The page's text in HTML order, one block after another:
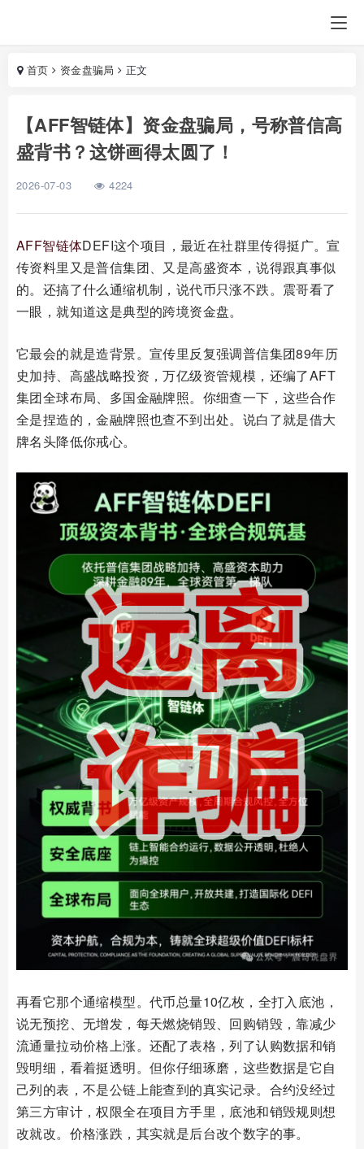
首页 资金盘骗局 正文
【AFF智链体】资金盘骗局，号称普信高
盛背书？这饼画得太圆了！
2026-07-03 4224
AFF智链体DEFI这个项目，最近在社群里传得挺广。宣
传资料里又是普信集团、又是高盛资本，说得跟真事似
的。还搞了什么通缩机制，说代币只涨不跌。震哥看了
一眼，就知道这是典型的跨境资金盘。
它最会的就是造背景。宣传里反复强调普信集团89年历
史加持、高盛战略投资，万亿级资管规模，还编了AFT
集团全球布局、多国金融牌照。你细查一下，这些合作
全是捏造的，金融牌照也查不到出处。说白了就是借大
牌名头降低你戒心。
再看它那个通缩模型。代币总量10亿枚，全打入底池，
说无预挖、无增发，每天燃烧销毁、回购销毁，靠减少
流通量拉动价格上涨。还配了表格，列了认购数据和销
毁明细，看着挺透明。但你仔细琢磨，这些数据是它自
己列的表，不是公链上能查到的真实记录。合约没经过
第三方审计，权限全在项目方手里，底池和销毁规则想
改就改。价格涨跌，其实就是后台改个数字的事。